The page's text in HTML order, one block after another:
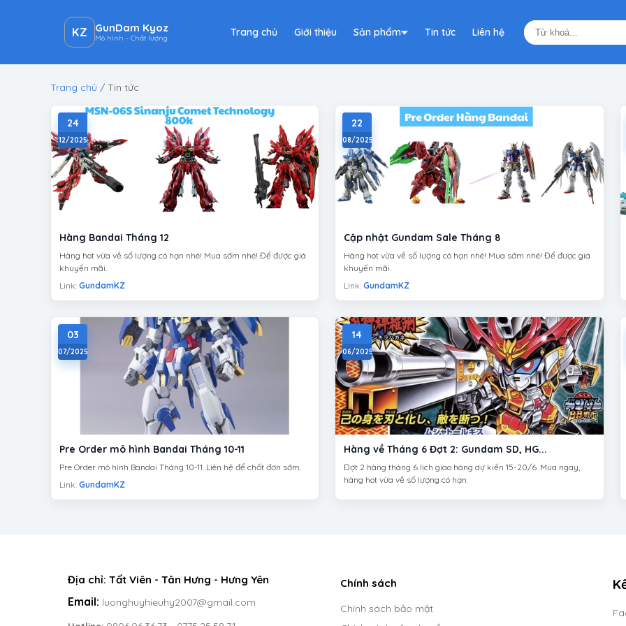
KZ GunDam Kyoz
Mô hình - Chất lượng Trang chủ Giới thiệu Sản phẩm Tin tức Liên hệ
Trang chủ / Tin tức
24
12/2025
Hàng Bandai Tháng 12
Hàng hot vừa về số lượng có hạn nhé! Mua sớm nhé! Để được giá
khuyến mãi.
Link: GundamKZ
22
08/2025
Cập nhật Gundam Sale Tháng 8
Hàng hot vừa về số lượng có hạn nhé! Mua sớm nhé! Để được giá
khuyến mãi.
Link:GundamKZ
03
07/2025
Pre Order mô hình Bandai Tháng 10-11
Pre Order mô hình Bandai Tháng 10-11. Liên hệ để chốt đơn sớm.
Link: GundamKZ
14
06/2025
Hàng về Tháng 6 Đợt 2: Gundam SD, HG...
Đợt 2 hàng tháng 6 lịch giao hàng dự kiến 15-20/6. Mua ngay,
hàng hot vừa về số lượng có hạn.
Địa chỉ: Tất Viên - Tân Hưng - Hưng Yên
Email: luonghuyhieuhy2007@gmail.com
Chính sách
Chính sách bảo mật